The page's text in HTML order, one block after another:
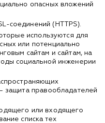
опасных вложений
соединений (HTTPS).
используются для
или потенциально
сайтам и сайтам, на
социальной инженерии
защита правообладателей
или входящего
списка тех